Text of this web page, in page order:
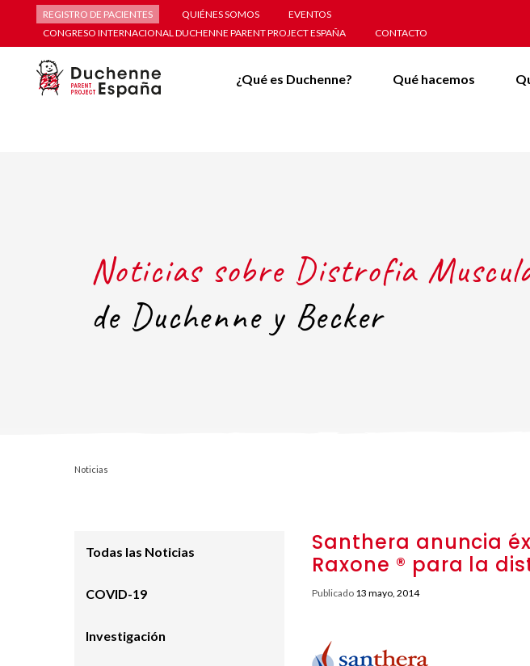
REGISTRO DE PACIENTES QUIÉNES SOMOS
EVENTOS
CONGRESO INTERNACIONAL DUCHENNE PARENT PROJECT ESPAÑA
CONTACTO
¿Qué es Duchenne? Qué hacemos
Noticias sobre Distrofia
de Duchenne y Becker
Noticias
Santhera anuncia
Raxone ® para la
Publicado 13 mayo, 2014
Todas las Noticias
COVID-19
Investigación